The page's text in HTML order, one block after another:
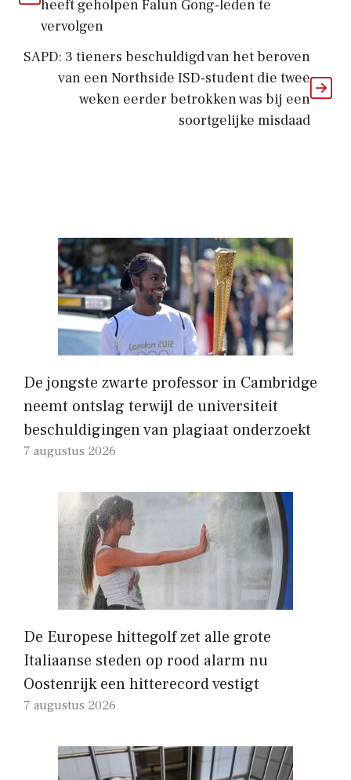
heeft geholpen Falun Gong-leden te
vervolgen
SAPD: 3 tieners beschuldigd van het beroven
van een Northside ISD-student die twee
weken eerder betrokken was bij een
soortgelijke misdaad
De jongste zwarte professor in Cambridge
neemt ontslag terwijl de universiteit
beschuldigingen van plagiaat onderzoekt
7 augustus 2026
De Europese hittegolf zet alle grote
Italiaanse steden op rood alarm nu
Oostenrijk een hitterecord vestigt
7 augustus 2026